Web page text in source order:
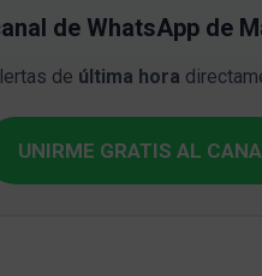
de WhatsApp de
de última hora
UNIRME GRATIS AL